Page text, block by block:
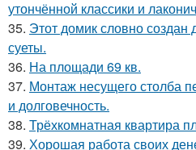
утончённой классики и
35. Этот домик словно создан
суеты.
36. На площади 69 кв.
37. Монтаж несущего столба
и долговечность.
38. Трёхкомнатная квартира
39. Хорошая работа своих